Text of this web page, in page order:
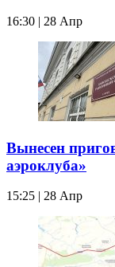
16:30 | 28 Апр
Вынесен
аэроклуба»
15:25 | 28 Апр